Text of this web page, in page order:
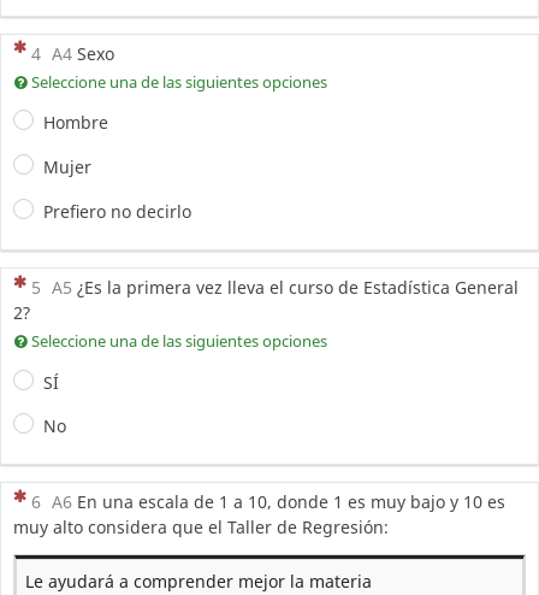
(Esta pregunta es obligatoria)
4 A4 Sexo
Seleccione una de las siguientes opciones
Hombre
Mujer
Prefiero no decirlo
(Esta pregunta es obligatoria)
5 A5 ¿Es la primera vez lleva el curso de Estadística General
2?
Seleccione una de las siguientes opciones
SÍ
No
(Esta pregunta es obligatoria)
6 A6 En una escala de 1 a 10, donde 1 es muy bajo y 10 es
muy alto considera que el Taller de Regresión:
Le ayudará a comprender mejor la materia